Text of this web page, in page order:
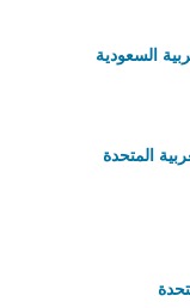
السعودية
المتحدة